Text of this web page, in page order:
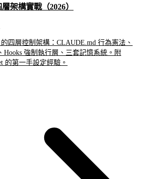
架構實戰（2026）
的四層控制架構：CLAUDE.md 行為憲法、
Hooks 強制執行層、三套記憶系統。附
的第一手設定經驗。